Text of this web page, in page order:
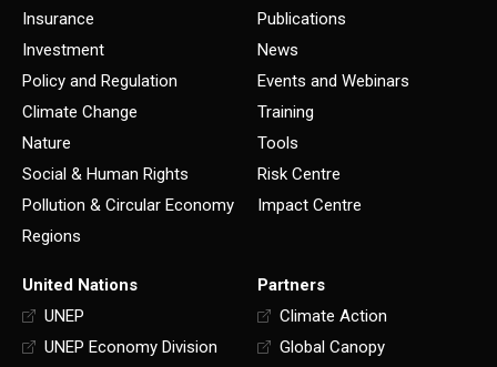
Insurance
Investment
Policy and Regulation
Climate Change
Nature
Social & Human Rights
Pollution & Circular Economy
Regions
Publications
News
Events and Webinars
Training
Tools
Risk Centre
Impact Centre
United Nations
UNEP
UNEP Economy Division
Partners
Climate Action
Global Canopy